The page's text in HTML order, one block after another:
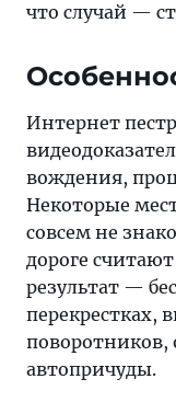
что случай —
Интернет
вождения,
Некоторые
совсем не
дороге
результат —
перекрестках,
поворотников,
автопричуды.